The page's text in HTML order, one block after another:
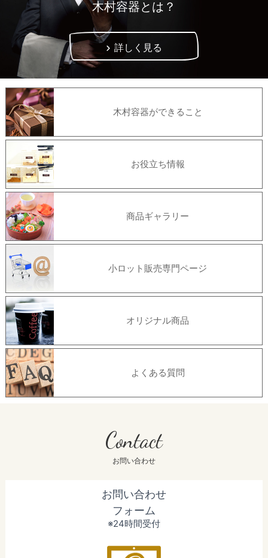
木村容器とは？
詳しく見る
木村容器ができること
お役立ち情報
商品ギャラリー
小ロット販売専門ページ
オリジナル商品
よくある質問
Contact
お問い合わせ
お問い合わせ
フォーム
※24時間受付